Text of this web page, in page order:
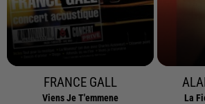
FRANCE GALL
Viens Je T'emmene La